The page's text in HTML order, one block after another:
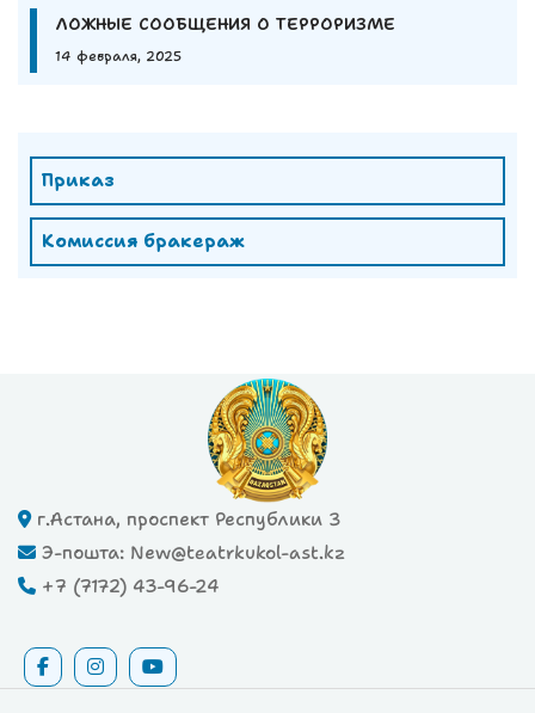
ЛОЖНЫЕ СООБЩЕНИЯ О ТЕРРОРИЗМЕ
14 февраля, 2025
Приказ
Комиссия бракераж
г.Астана, проспект Республики 3
Э-пошта: New@teatrkukol-ast.kz
+7 (7172) 43-96-24